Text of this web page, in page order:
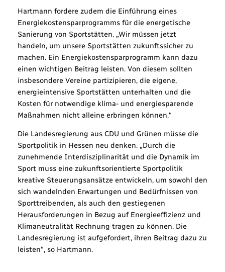
Hartmann fordere zudem die Einführung eines
Energiekostensparprogramms für die energetische
Sanierung von Sportstätten. „Wir müssen jetzt
handeln, um unsere Sportstätten zukunftssicher zu
machen. Ein Energiekostensparprogramm kann dazu
einen wichtigen Beitrag leisten. Von diesem sollten
insbesondere Vereine partizipieren, die eigene,
energieintensive Sportstätten unterhalten und die
Kosten für notwendige klima- und energiesparende
Maßnahmen nicht alleine erbringen können.“
Die Landesregierung aus CDU und Grünen müsse die
Sportpolitik in Hessen neu denken. „Durch die
zunehmende Interdisziplinarität und die Dynamik im
Sport muss eine zukunftsorientierte Sportpolitik
kreative Steuerungsansätze entwickeln, um sowohl den
sich wandelnden Erwartungen und Bedürfnissen von
Sporttreibenden, als auch den gestiegenen
Herausforderungen in Bezug auf Energieeffizienz und
Klimaneutralität Rechnung tragen zu können. Die
Landesregierung ist aufgefordert, ihren Beitrag dazu zu
leisten“, so Hartmann.